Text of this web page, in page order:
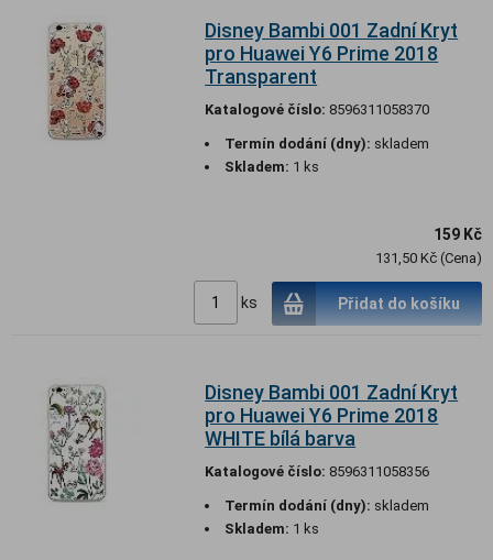
Disney Bambi 001 Zadní Kryt
pro Huawei Y6 Prime 2018
Transparent
Katalogové číslo: 8596311058370
Termín dodání (dny): skladem
Skladem: 1 ks
159 Kč
131,50 Kč (Cena)
ks Přidat do košíku
Disney Bambi 001 Zadní Kryt
pro Huawei Y6 Prime 2018
WHITE bílá barva
Katalogové číslo: 8596311058356
Termín dodání (dny): skladem
Skladem: 1 ks